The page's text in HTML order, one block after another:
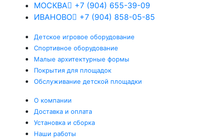
МОСКВА
+7 (904) 655-39-09
ИВАНОВО
+7 (904) 858-05-85
Детское игровое оборудование
Спортивное оборудование
Малые архитектурные формы
Покрытия для площадок
Обслуживание детской площадки
О компании
Доставка и оплата
Установка и сборка
Наши работы